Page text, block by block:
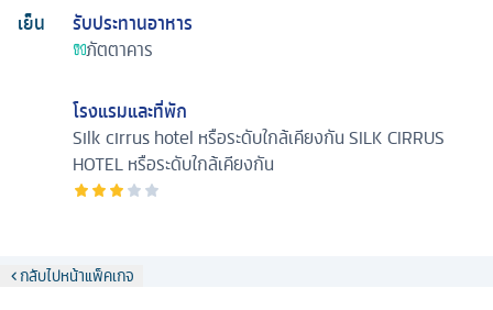
เย็น
รับประทานอาหาร
ภัตตาคาร
โรงแรมและที่พัก
Silk cirrus hotel หรือระดับใกล้เคียงกันSILK CIRRUS
HOTEL หรือระดับใกล้เคียงกัน
กลับไปหน้าแพ็คเกจ